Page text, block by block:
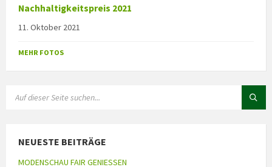
Nachhaltigkeitspreis 2021
11. Oktober 2021
MEHR FOTOS
NEUESTE BEITRÄGE
MODENSCHAU FAIR GENIESSEN